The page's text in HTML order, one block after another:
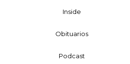
Inside
Obituarios
Podcast